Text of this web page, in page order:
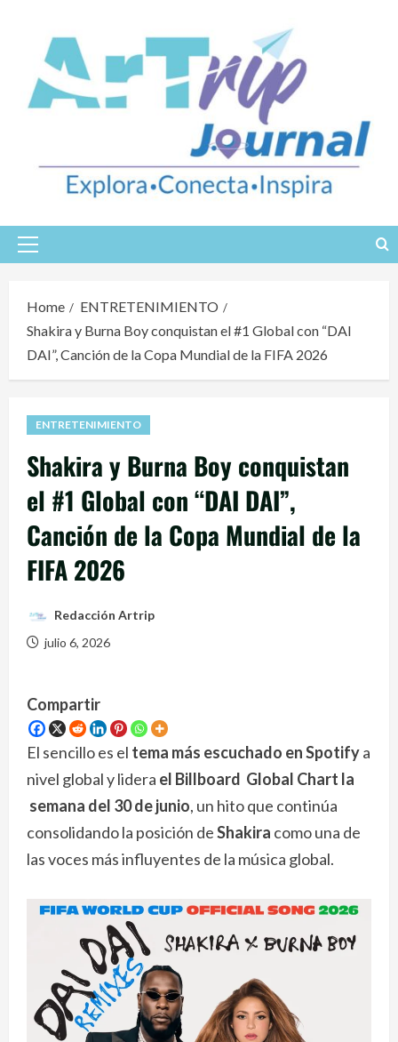
content
Primary
Home
ENTRETENIMIENTO
Shakira y Burna Boy conquistan el #1 Global con “DAI
DAI”, Canción de la Copa Mundial de la FIFA 2026
ENTRETENIMIENTO
Shakira y Burna Boy conquistan
el #1 Global con “DAI DAI”,
Canción de la Copa Mundial de la
FIFA 2026
Redacción Artrip
julio 6, 2026
Compartir
El sencillo es el tema más escuchado enSpotifya
nivel global y lidera el Billboard Global Chart la
semana del 30dejunio, un hito que continúa
consolidando la posición deShakira como una de
las voces más influyentes de la música global.